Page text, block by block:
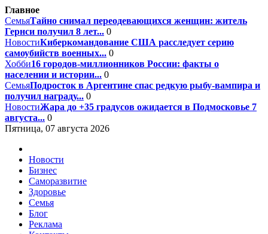
Главное
СемьяТайно снимал переодевающихся женщин: житель
Гернси получил 8 лет... 0
НовостиКиберкомандование США расследует серию
самоубийств военных... 0
Хобби16 городов-миллионников России: факты о
населении и истории... 0
СемьяПодросток в Аргентине спас редкую рыбу-вампира и
получил награду... 0
НовостиЖара до +35 градусов ожидается в Подмосковье 7
августа... 0
Пятница, 07 августа 2026
Новости
Бизнес
Саморазвитие
Здоровье
Семья
Блог
Реклама